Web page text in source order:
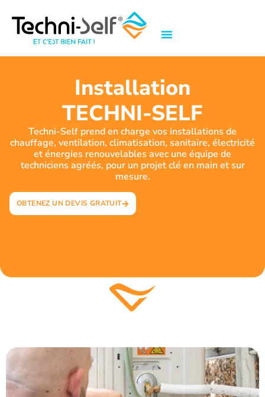
Installation
TECHNI-SELF
Techni-Self prend en charge vos installations de
chauffage, ventilation, climatisation, sanitaire, électricité
et énergies renouvelables avec une équipe de
techniciens agréés, pour un projet clé en main et sur
mesure.
OBTENEZ UN DEVIS GRATUIT